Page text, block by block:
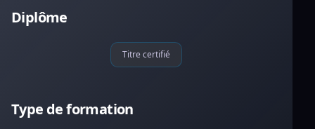
Diplôme
Titre certifié
Type de formation